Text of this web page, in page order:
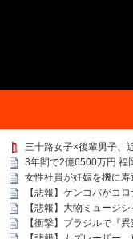
三十路女子×後輩男子、
3年間で2億6500万円 福
女性社員が妊娠を機に
【悲報】ケンコバがコ
【悲報】大物ミュージ
【衝撃】ブラジルで『